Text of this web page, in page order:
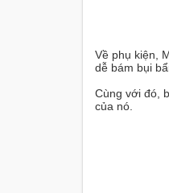
Về phụ kiện,
dễ bám bụi
Cùng với đó,
của nó.